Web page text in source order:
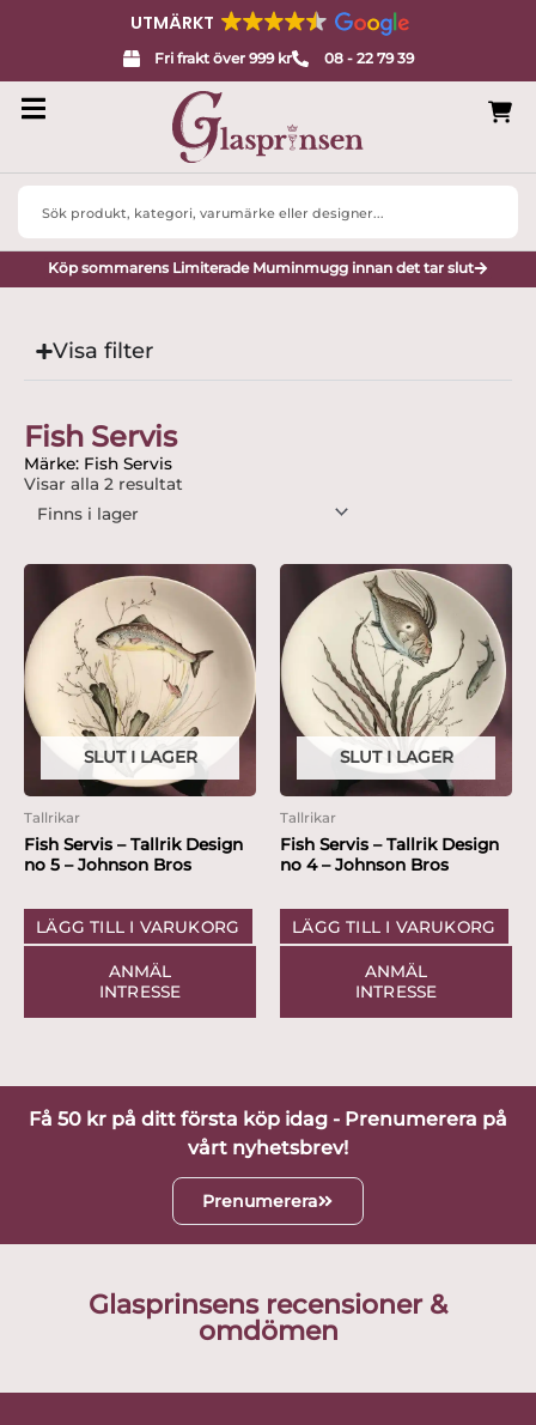
UTMÄRKT
Fri frakt över 999 kr 08 - 22 79 39
Search
Köp sommarens Limiterade Muminmugg innan det tar slut
Visa filter
Fish Servis
Märke: Fish Servis
Visar alla 2 resultat
SLUT I LAGER
Tallrikar
Fish Servis – Tallrik Design
no 5 – Johnson Bros
LÄGG TILL I VARUKORG
ANMÄL
INTRESSE
SLUT I LAGER
Tallrikar
Fish Servis – Tallrik Design
no 4 – Johnson Bros
LÄGG TILL I VARUKORG
ANMÄL
INTRESSE
Få 50 kr på ditt första köp idag - Prenumerera på
vårt nyhetsbrev!
Prenumerera
Glasprinsens recensioner &
omdömen